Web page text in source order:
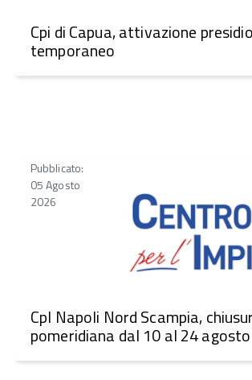
Cpi di Capua, attivazione presidio
temporaneo
Pubblicato:
05 Agosto
2026
CpI Napoli Nord Scampia,
pomeridiana dal 10 al 24 agosto